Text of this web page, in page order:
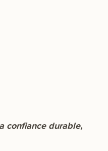
confiance durable,